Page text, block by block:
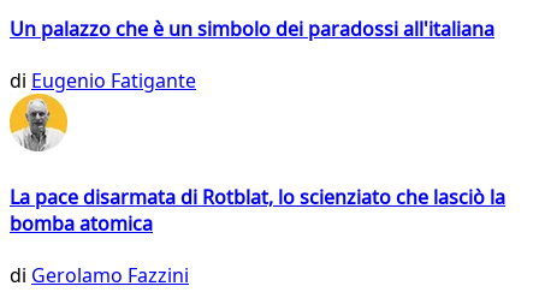
Un palazzo che è un simbolo dei paradossi all'italiana
di Eugenio Fatigante
La pace disarmata di Rotblat, lo scienziato che lasciò la
bomba atomica
di Gerolamo Fazzini